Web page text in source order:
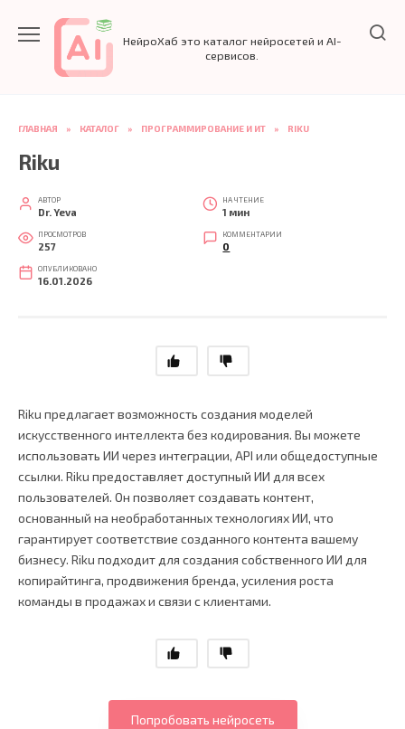
содержанию
НейроХаб это каталог нейросетей и AI-
сервисов.
ГЛАВНАЯ » КАТАЛОГ » ПРОГРАММИРОВАНИЕ И ИТ » RIKU
Riku
АВТОР
Dr. Yeva
НА ЧТЕНИЕ
1 мин
ПРОСМОТРОВ
257
КОММЕНТАРИИ
0
ОПУБЛИКОВАНО
16.01.2026
Riku предлагает возможность создания моделей
искусственного интеллекта без кодирования. Вы можете
использовать ИИ через интеграции, API или общедоступные
ссылки. Riku предоставляет доступный ИИ для всех
пользователей. Он позволяет создавать контент,
основанный на необработанных технологиях ИИ, что
гарантирует соответствие созданного контента вашему
бизнесу. Riku подходит для создания собственного ИИ для
копирайтинга, продвижения бренда, усиления роста
команды в продажах и связи с клиентами.
Попробовать нейросеть